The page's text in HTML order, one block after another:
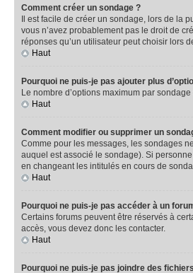
Comment créer un sondage ?
Il est facile de créer un sondage, lors de la
vous n’avez probablement pas le droit de
réponses qu’un utilisateur peut choisir lors
Haut
Pourquoi ne puis-je pas ajouter plus
Le nombre d’options maximum par
Haut
Comment modifier ou supprimer un
Comme pour les messages, les sondages
auquel est associé le sondage). Si
en changeant les intitulés en cours de
Haut
Pourquoi ne puis-je pas accéder à un
Certains forums peuvent être réservés à
accès, vous devez donc les contacter.
Haut
Pourquoi ne puis-je pas joindre des